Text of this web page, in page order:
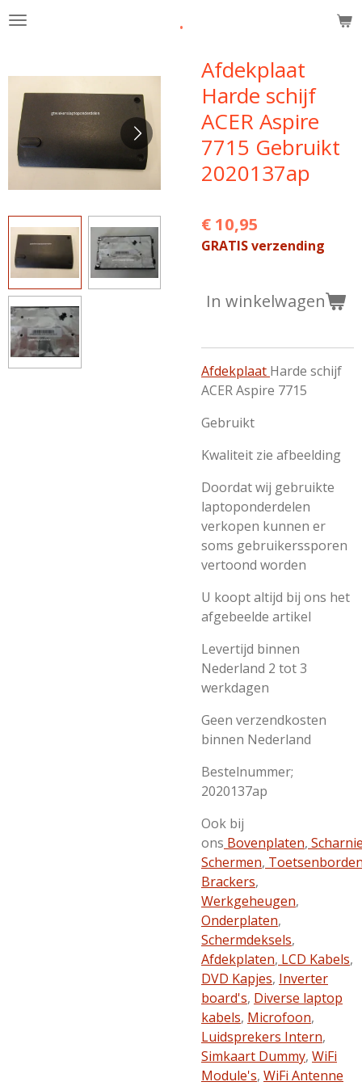
Ga
de
hoofdinhoud
.
Afdekplaat
Harde schijf
ACER Aspire
7715 Gebruikt
2020137ap
€ 10,95
GRATIS verzending
In winkelwagen
Afdekplaat Harde schijf
ACER Aspire 7715
Gebruikt
Kwaliteit zie afbeelding
Doordat wij gebruikte
laptoponderdelen
verkopen kunnen er
soms gebruikerssporen
vertoond worden
U koopt altijd bij ons het
afgebeelde artikel
Levertijd binnen
Nederland 2 tot 3
werkdagen
Geen verzendkosten
binnen Nederland
Bestelnummer;
2020137ap
Ook bij
ons Bovenplaten,
Schermen,
Brackers,
Werkgeheugen,
Onderplaten,
Schermdeksels,
Afdekplaten, LCD Kabels,
DVD Kapjes, Inverter
board's, Diverse laptop
kabels, Microfoon,
Luidsprekers Intern,
Simkaart Dummy, WiFi
Module's, WiFi Antenne